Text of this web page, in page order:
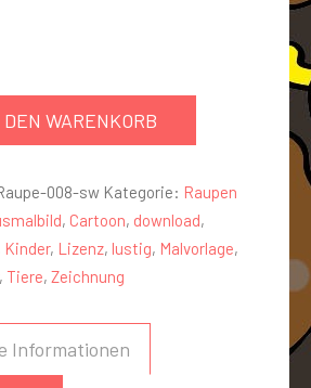
DEN WARENKORB
008-sw Kategorie: Raupen
, Cartoon, download,
Kinder, Lizenz, lustig, Malvorlage,
, Tiere, Zeichnung
Informationen